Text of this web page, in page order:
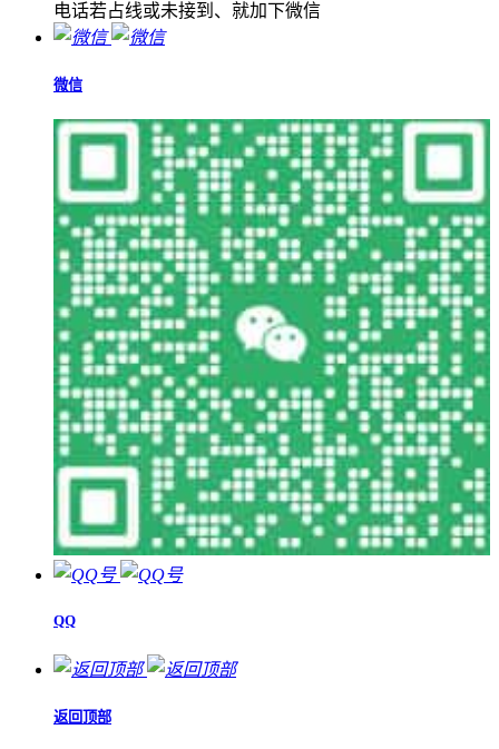
电话若占线或未接到、就加下微信
微信
QQ
返回顶部